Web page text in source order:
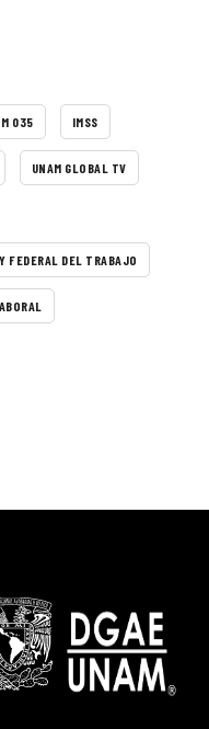
035 IMSS
UNAM GLOBAL TV
FEDERAL DEL TRABAJO